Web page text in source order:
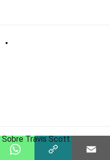
Travis Scott